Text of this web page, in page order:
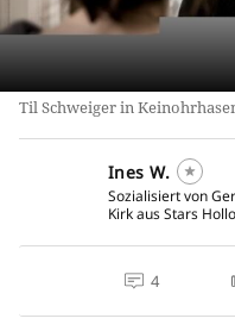
Til Schweiger in
Ines W.
Sozialisiert von
Kirk aus Stars
4